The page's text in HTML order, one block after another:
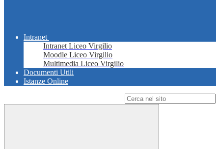
Intranet
Intranet Liceo Virgilio
Moodle Liceo Virgilio
Multimedia Liceo Virgilio
Documenti Utili
Istanze Online